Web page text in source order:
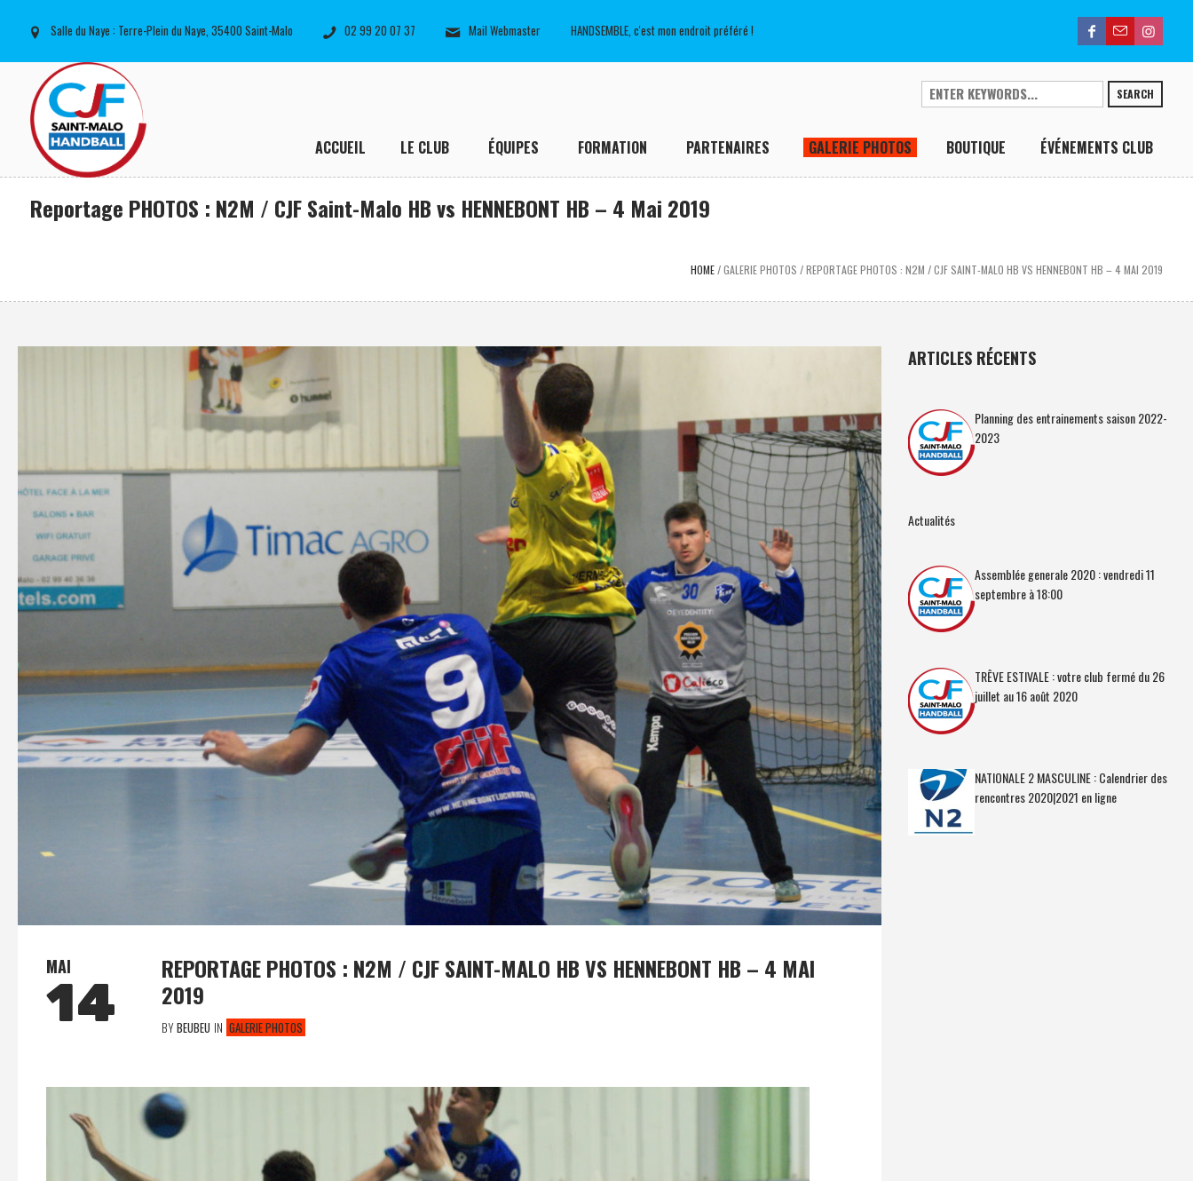
Salle du Naye : Terre-Plein du Naye, 35400 Saint-Malo 02 99 20 07 37 Mail Webmaster HANDSEMBLE, c'est mon endroit préféré !
SEARCH
ACCUEIL LE CLUB ÉQUIPES FORMATION PARTENAIRES GALERIE PHOTOS BOUTIQUE ÉVÉNEMENTS CLUB
Reportage PHOTOS : N2M / CJF Saint-Malo HB vs HENNEBONT HB – 4 Mai 2019
HOME /GALERIE PHOTOS /REPORTAGE PHOTOS : N2M / CJF SAINT-MALO HB VS HENNEBONT HB – 4 MAI 2019
MAI
14
REPORTAGE PHOTOS : N2M / CJF SAINT-MALO HB VS HENNEBONT HB – 4 MAI
2019
BYBEUBEU IN GALERIE PHOTOS
ARTICLES RÉCENTS
Planning des entrainements saison 2022-
2023
Actualités
Assemblée generale 2020 : vendredi 11
septembre à 18:00
TRÊVE ESTIVALE : votre club fermé du 26
juillet au 16 août 2020
NATIONALE 2 MASCULINE : Calendrier des
rencontres 2020|2021 en ligne